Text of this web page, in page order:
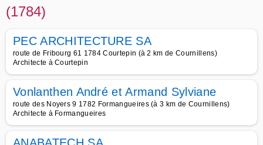
(1784)
PEC ARCHITECTURE SA
route de Fribourg 61 1784 Courtepin (à 2 km de Cournillens)
Architecte à Courtepin
Vonlanthen André et Armand Sylviane
route des Noyers 9 1782 Formangueires (à 3 km de Cournillens)
Architecte à Formangueires